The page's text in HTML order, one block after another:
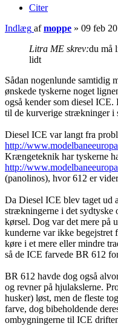
Citer
Indlæg afmoppe » 09 feb
Litra ME skrev:du må
lidt
Sådan nogenlunde samtidig
ønskede tyskerne noget
også kender som diesel
til de kurverige strækninger i
Diesel ICE var langt fra
http://
Krængeteknik har tyskerne
http://
(panolinos), hvor 612 er
Da Diesel ICE blev taget ud
strækningerne i det sydtyske
kørsel. Dog var det mere på
kunderne var ikke
køre i et mere eller mindre
så de ICE farvede BR 612
BR 612 havde dog også
og revner på hjulakslerne.
husker) løst, men de fleste
farve, dog bibeholdende
ombygningerne til ICE